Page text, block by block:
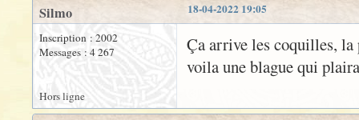
18-04-2022 19:05
Silmo
Inscription : 2002
Messages : 4 267
Ça arrive les coquilles,
voila une blague qui
Hors ligne